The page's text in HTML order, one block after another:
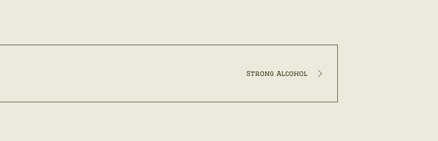
Strong Alcohol